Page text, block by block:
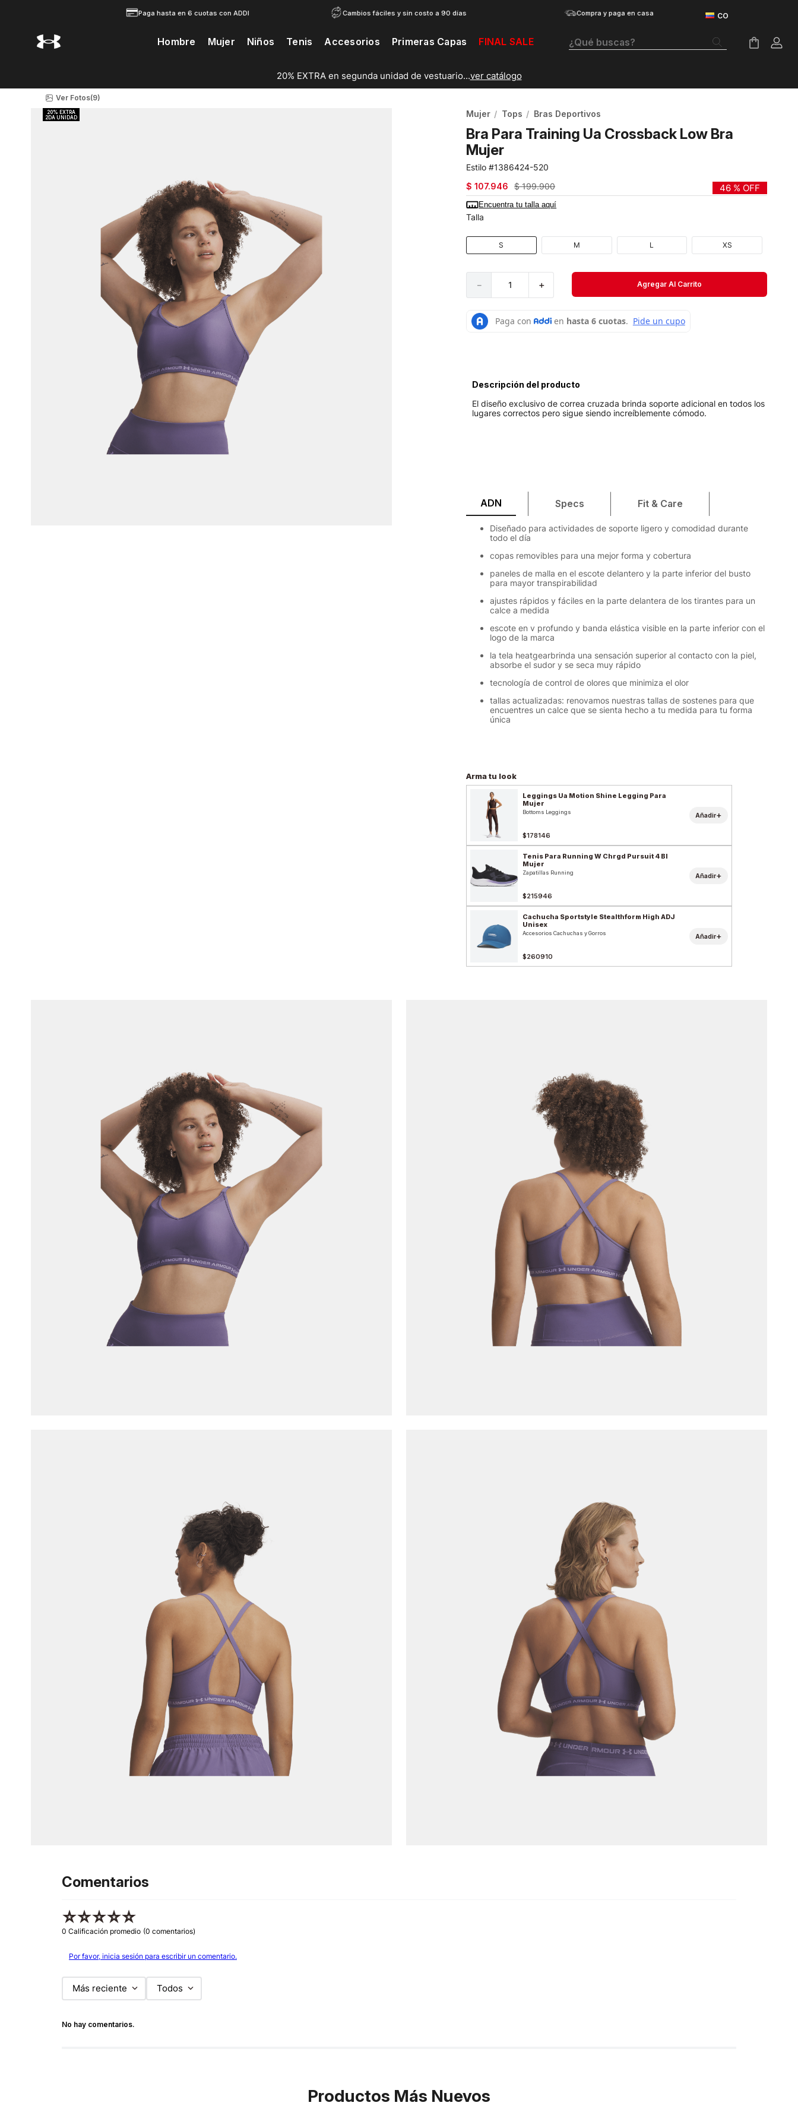
Paga hasta en 6 cuotas con ADDI Cambios fáciles y sin costo a 90 días Compra y paga en casa
Hombre Mujer Niños Tenis Accesorios Primeras Capas FINAL SALE ¿Qué buscas?
20% EXTRA en segunda unidad de vestuario...ver catálogo
Ver Fotos(9)
Mujer Tops Bras Deportivos
Bra Para Training Ua Crossback Low Bra
Mujer
1386424-520
$ 107.946 $ 199.900 46 % OFF
Encuentra tu talla aquí
Talla
S M L XS
＋
－ Agregar Al Carrito
Descripción del producto
El diseño exclusivo de correa cruzada brinda soporte adicional en todos los
lugares correctos pero sigue siendo increíblemente cómodo.
ADN Specs Fit & Care
Diseñado para actividades de soporte ligero y comodidad durante
todo el día
copas removibles para una mejor forma y cobertura
paneles de malla en el escote delantero y la parte inferior del busto
para mayor transpirabilidad
ajustes rápidos y fáciles en la parte delantera de los tirantes para un
calce a medida
escote en v profundo y banda elástica visible en la parte inferior con el
logo de la marca
la tela heatgearbrinda una sensación superior al contacto con la piel,
absorbe el sudor y se seca muy rápido
tecnología de control de olores que minimiza el olor
tallas actualizadas: renovamos nuestras tallas de sostenes para que
encuentres un calce que se sienta hecho a tu medida para tu forma
única
Arma tu look
Leggings Ua Motion Shine Legging Para
Mujer
Bottoms Leggings
$178146
Añadir+
Tenis Para Running W Chrgd Pursuit 4 Bl
Mujer
Zapatillas Running
$215946
Añadir+
Cachucha Sportstyle Stealthform High ADJ
Unisex
Accesorios Cachuchas y Gorros
$260910
Añadir+
Comentarios
☆☆☆☆☆
0 Calificación promedio (0 comentarios)
Por favor, inicia sesión para escribir un comentario.
Más reciente Todos
No hay comentarios.
Productos Más Nuevos
Botas
Tenis Mujer
Tenis Hombre
Guayos
Basketball
Velociti
Medias
Short